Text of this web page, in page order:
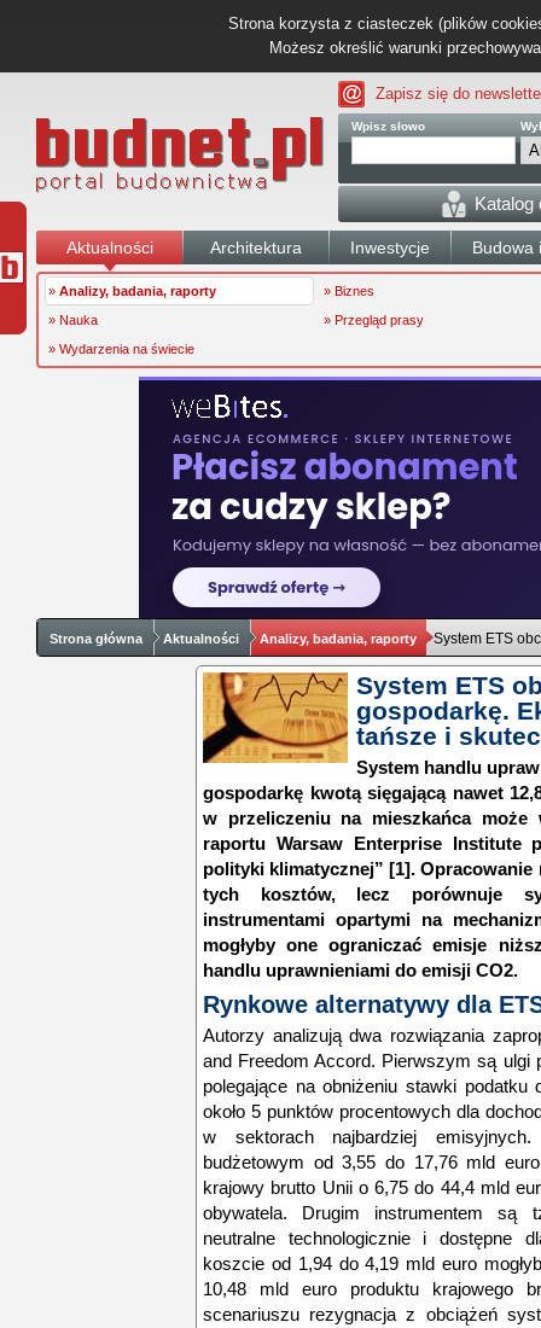
Strona korzysta z ciasteczek (plików
Możesz określić warunki
Zapisz się do
Wpisz słowo
Katalog
Aktualności Architektura Inwestycje Budowa
» Analizy, badania, raporty
» Biznes
» Nauka
» Przegląd prasy
» Wydarzenia na świecie
Strona główna Aktualności Analizy, badania, raporty System ETS
System ETS
gospodarkę.
tańsze i
System handlu
gospodarkę kwotą sięgającą nawet
w przeliczeniu na mieszkańca
raportu Warsaw Enterprise Institute
polityki klimatycznej” [1].
tych kosztów, lecz porównuje
instrumentami opartymi na
mogłyby one ograniczać emisje
handlu uprawnieniami do emisji CO2.
Rynkowe alternatywy dla
Autorzy analizują dwa rozwiązania
and Freedom Accord. Pierwszym są ulgi
polegające na obniżeniu stawki
około 5 punktów procentowych dla
w sektorach najbardziej
budżetowym od 3,55 do 17,76 mld
krajowy brutto Unii o 6,75 do 44,4 mld
obywatela. Drugim instrumentem są
neutralne technologicznie i dostępne
koszcie od 1,94 do 4,19 mld euro
10,48 mld euro produktu krajowego
scenariuszu rezygnacja z obciążeń